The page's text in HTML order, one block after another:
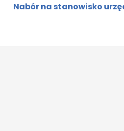
Nabór na stanowisko